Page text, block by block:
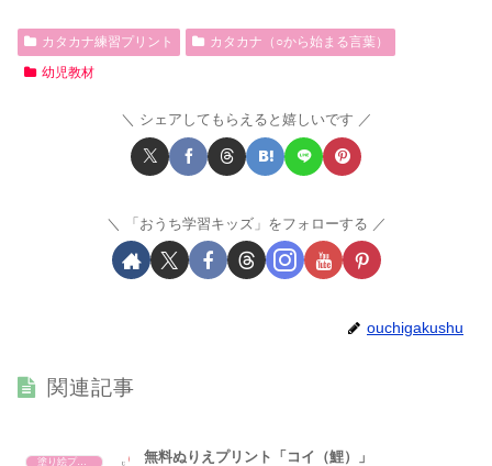
カタカナ練習プリント
カタカナ（○から始まる言葉）
幼児教材
シェアしてもらえると嬉しいです
「おうち学習キッズ」をフォローする
ouchigakushu
関連記事
無料ぬりえプリント「コイ（鯉）」